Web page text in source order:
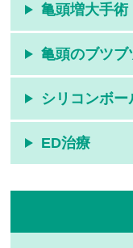
亀頭増大手術
亀頭のブツブ
シリコンボー
ED治療